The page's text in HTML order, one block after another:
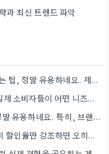
과 최신 트렌드 파악
네이버 검색창에서 경쟁 업체들을 살펴보는 팁, 정말 유용하네요. 제가 요즘 운영하는 가게의 키워드 광고를 만들…
페르소나 단위 분석이 특히 중요하네요. 실제 소비자들이 어떤 니즈를 가지고 있는지 파악하는 게 광고의 핵심이…
핵심 타겟과 확장 타겟을 나누는 방식이 정말 유용하네요. 특히, 브랜드의 이상적인 고객을 명확히 정의하는 것의…
맘카페에서 육아용품 후기 올릴 때, 단순히 할인율만 강조하면 오히려 '광고'라는 느낌이 강하겠네요.